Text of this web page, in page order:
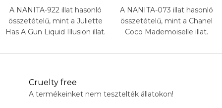
A NANITA-922 illat hasonló
összetételű, mint a Juliette
Has A Gun Liquid Illusion illat.
A NANITA-073 illat hasonló
összetételű, mint a Chanel
Coco Mademoiselle illat.
Cruelty free
A termékeinket nem tesztelték állatokon!